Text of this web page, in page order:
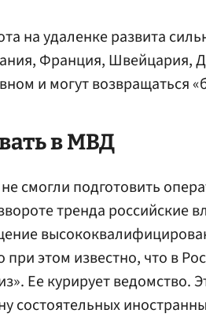
на удаленке развита
Франция, Швейцария,
и могут возвращаться
в МВД
не смогли подготовить
тренда российские
этом известно, что в
Ее курирует ведомство.
состоятельных